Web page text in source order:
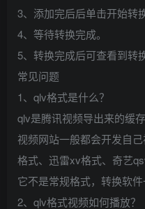
3、添加完后后单击开始转
4、等待转换完成。
5、转换完成后可查看到转
常见问题
1、qlv格式是什么？
qlv是腾讯视频导出来的缓
视频网站一般都会开发自
格式、迅雷xv格式、奇艺
它不是常规格式，转换软件
2、qlv格式视频如何播放？